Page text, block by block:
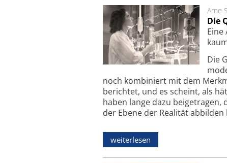
Arne
Die
Die
noch kombiniert mit dem
berichtet, und es scheint, als
haben lange dazu beigetragen,
der Ebene der Realität abbilden
weiterlesen